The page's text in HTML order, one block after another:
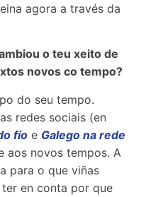
agora a través da
o teu xeito de
novos co tempo?
do seu tempo.
redes sociais (en
fío e Galego na rede
aos novos tempos. A
para o que viñas
en conta por que